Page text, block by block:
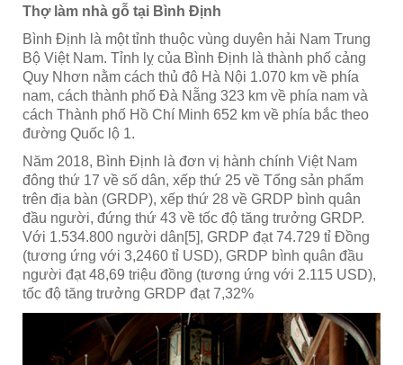
Thợ làm nhà gỗ tại Bình Định
Bình Định là một tỉnh thuộc vùng duyên hải Nam Trung
Bộ Việt Nam. Tỉnh lỵ của Bình Định là thành phố cảng
Quy Nhơn nằm cách thủ đô Hà Nội 1.070 km về phía
nam, cách thành phố Đà Nẵng 323 km về phía nam và
cách Thành phố Hồ Chí Minh 652 km về phía bắc theo
đường Quốc lộ 1.
Năm 2018, Bình Định là đơn vị hành chính Việt Nam
đông thứ 17 về số dân, xếp thứ 25 về Tổng sản phẩm
trên địa bàn (GRDP), xếp thứ 28 về GRDP bình quân
đầu người, đứng thứ 43 về tốc độ tăng trưởng GRDP.
Với 1.534.800 người dân[5], GRDP đạt 74.729 tỉ Đồng
(tương ứng với 3,2460 tỉ USD), GRDP bình quân đầu
người đạt 48,69 triệu đồng (tương ứng với 2.115 USD),
tốc độ tăng trưởng GRDP đạt 7,32%